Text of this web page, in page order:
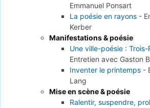
Emmanuel Ponsart
La poésie en rayons -
Kerber
Manifestations & poésie
Une ville-poésie :
Entretien avec Gaston
Inventer le printemps -
Lang
Mise en scène & poésie
Ralentir, suspendre,